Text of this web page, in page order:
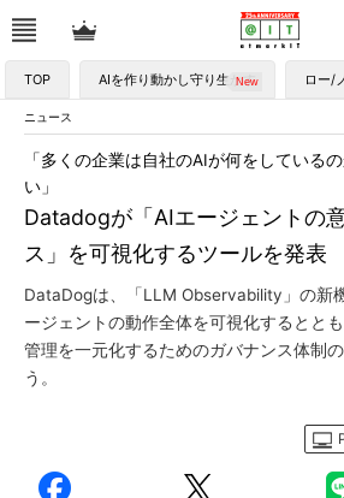
TOP AIを作り動かし守り生かす ロー/
ニュース
Datadogが「AIエージェントの
ス」を可視化するツールを発表
「多くの企業は自社のAIが何をしている
い」
DataDogは、「LLM Observability」の新
ージェントの動作全体を可視化するとと
管理を一元化するためのガバナンス体制
う。